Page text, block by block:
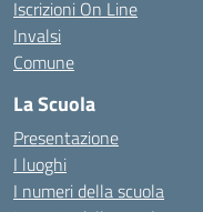
Iscrizioni On Line
Invalsi
Comune
La Scuola
Presentazione
I luoghi
I numeri della scuola